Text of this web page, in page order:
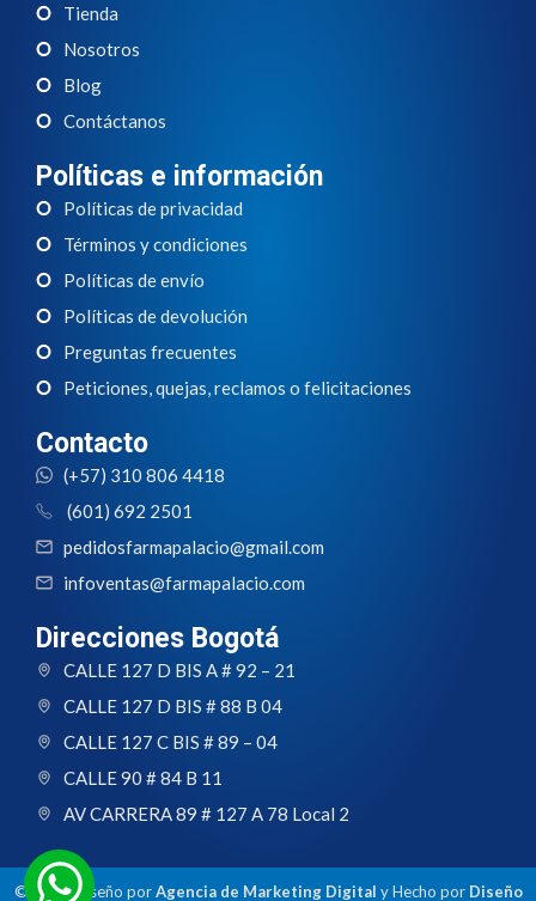
Tienda
Nosotros
Blog
Contáctanos
Políticas e información
Políticas de privacidad
Términos y condiciones
Políticas de envío
Políticas de devolución
Preguntas frecuentes
Peticiones, quejas, reclamos o felicitaciones
Contacto
(+57) 310 806 4418
(601) 692 2501
pedidosfarmapalacio@gmail.com
infoventas@farmapalacio.com
Direcciones Bogotá
CALLE 127 D BIS A # 92 – 21
CALLE 127 D BIS # 88 B 04
CALLE 127 C BIS # 89 – 04
CALLE 90 # 84 B 11
AV CARRERA 89 # 127 A 78 Local 2
© 2024 Diseño porAgencia de Marketing Digital y Hecho por Diseño